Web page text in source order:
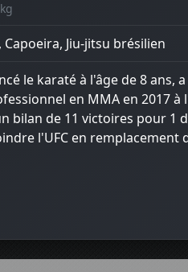
Jiu-jitsu brésilien
le karaté à l'âge de 8 ans,
en MMA en 2017 à
bilan de 11 victoires pour 1
l'UFC en remplacement